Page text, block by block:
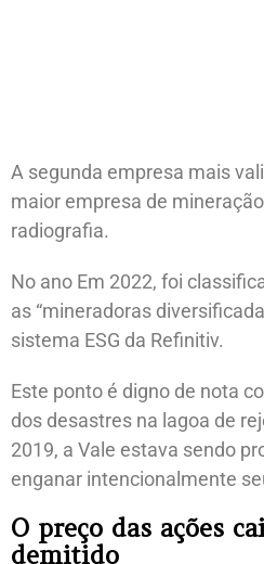
A segunda empresa mais
maior empresa de
radiografia.
No ano Em 2022, foi
as “mineradoras
sistema ESG da Refinitiv.
Este ponto é digno de nota
dos desastres na lagoa de
2019, a Vale estava sendo
enganar intencionalmente
O preço das ações
demitido